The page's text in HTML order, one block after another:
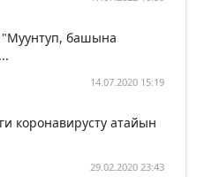
башына
14.07.2020 15:19
коронавирусту атайын
29.02.2020 23:43